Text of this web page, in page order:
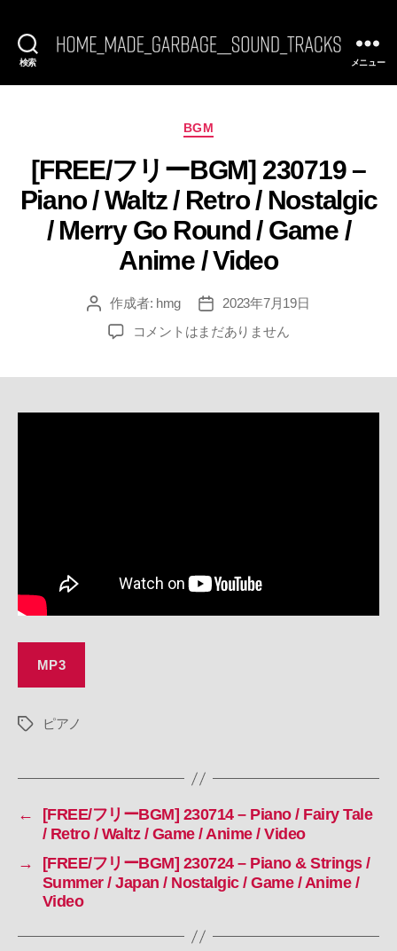
検索
BGM]
SoundTracks
メニュー
カ
ゴ
リ
ー
BGM
[FREE/フリーBGM] 230719 –
Piano / Waltz / Retro / Nostalgic
/ Merry Go Round / Game /
Anime / Video
投
作成者: hmg
投
稿
日
2023年7月19日
[FREE/
Nostalgic
Video
の
コメントはまだありません
MP3
タ
ピアノ
←
[FREE/フリーBGM] 230714 – Piano / Fairy Tale
/ Retro / Waltz / Game / Anime / Video
→
[FREE/フリーBGM] 230724 – Piano & Strings /
Summer / Japan / Nostalgic / Game / Anime /
Video